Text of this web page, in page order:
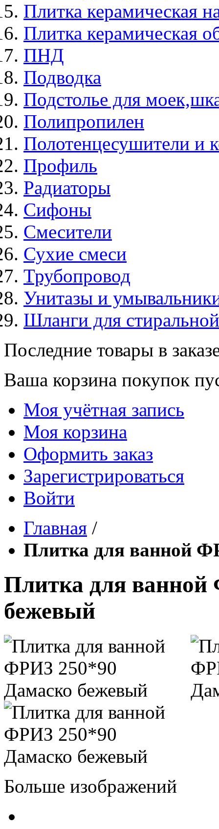
Плитка керамическая
Плитка керамическая
ПНД
Подводка
Подстолье для
Полипропилен
Полотенцесушители и
Профиль
Радиаторы
Сифоны
Смесители
Сухие смеси
Трубопровод
Унитазы и
Шланги для
Последние товары в
Ваша корзина покупок
Моя учётная запись
Моя корзина
Оформить заказ
Зарегистрироваться
Войти
Главная /
Плитка для ванной
Плитка для
бежевый
Больше изображений